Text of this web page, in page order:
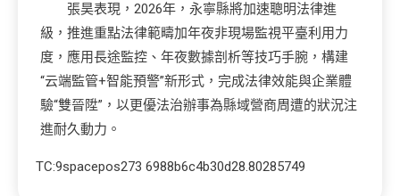
張昊表現，2026年，永寧縣將加速聰明法律進
級，推進重點法律範疇加年夜非現場監視平臺利用力
度，應用長途監控、年夜數據剖析等技巧手腕，構建
“云端監管+智能預警”新形式，完成法律效能與企業體
驗“雙晉陞”，以更優法治辦事為縣域營商周遭的狀況注
進耐久動力。
TC:9spacepos273 6988b6c4b30d28.80285749